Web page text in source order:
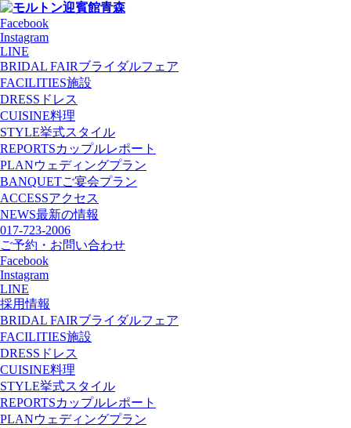
Facebook
Instagram
LINE
BRIDAL FAIRブライダルフェア
FACILITIES施設
DRESS ドレス
CUISINE料理
STYLE挙式スタイル
REPORTSカップルレポート
PLANウェディングプラン
BANQUETご宴会プラン
ACCESSアクセス
NEWS最新の情報
017-723-2006
ご予約・お問い合わせ
Facebook
Instagram
LINE
採用情報
BRIDAL FAIRブライダルフェア
FACILITIES施設
DRESS ドレス
CUISINE料理
STYLE挙式スタイル
REPORTSカップルレポート
PLANウェディングプラン